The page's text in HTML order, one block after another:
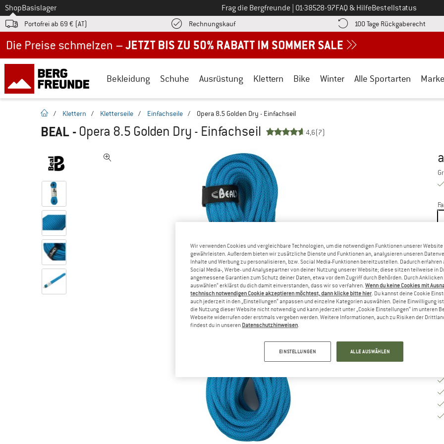
Zum
ShopBasislager Frag die Bergfreunde Ruf uns an unter
01-38528-97FAQ & HilfeBestellstatus
Portofrei ab 69 € (AT) RechnungskaufFinde die Zahlungs-Infos hier! Öffnet sich in einer Infobox
100 Tage Rückgaberecht
Bekleidung Schuhe Ausrüstung Klettern Bike Winter Alle Sportarten
Startseite
/ Klettern / Kletterseile / Einfachseile / Opera 8.5 Golden Dry - Einfachseil
BEAL - Opera 8.5 Golden Dry - Einfachseil 4,6(7)
Wir verwenden Cookies und vergleichbare Technologien, um die notwendigen Funktionen unserer Website
gewährleisten. Außerdem bieten wir zusätzliche Dienste und Funktionen an, analysieren unseren
Inhalte und Werbung zu personalisieren, bzw. Social Media-Funktionen bereitzustellen. Dadurch erfahren
Social Media-, Werbe- und Analysepartner von deiner Nutzung unserer Website; diese sitzen teilweise in
angemessene Garantien zum Schutz deiner Daten, etwa vor dem Zugriff durch Behörden. Durch Anklicken
auswählen“ erklärst du dich damit einverstanden, dass wir so verfahren. Wenn du keine Cookies mit
technisch notwendigen Cookie akzeptieren möchtest, dann klicke bitte hier. Du kannst deine Cookie
auch jederzeit in den „Einstellungen“ anpassen und einzelne Kategorien auswählen. Deine Einwilligung
die Nutzung dieser Website nicht notwendig und kann jederzeit unter „Cookie Einstellungen“ im unteren
Webseite widerrufen oder erstmals vergeben werden. Weitere Informationen, auch zu Risiken der
findest du in unseren Datenschutzhinweisen.
EINSTELLUNGEN ALLE AUSWÄHLEN